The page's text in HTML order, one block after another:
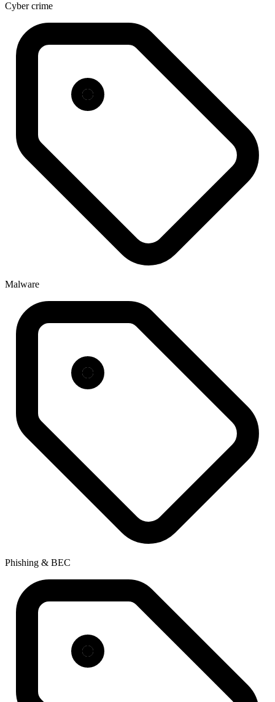
Cyber crime
Malware
Phishing & BEC